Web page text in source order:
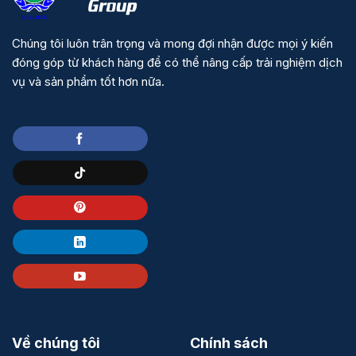
Chúng tôi luôn trân trọng và mong đợi nhận được mọi ý kiến
đóng góp từ khách hàng để có thể nâng cấp trải nghiệm dịch
vụ và sản phẩm tốt hơn nữa.
Về chúng tôi Chính sách